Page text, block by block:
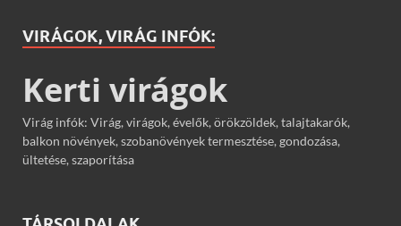
VIRÁGOK, VIRÁG INFÓK:
Kerti virágok
Virág infók: Virág, virágok, évelők, örökzöldek, talajtakarók,
balkon növények, szobanövények termesztése, gondozása,
ültetése, szaporítása